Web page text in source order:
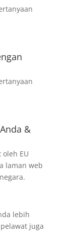
&
EU
laman web
lebih
juga